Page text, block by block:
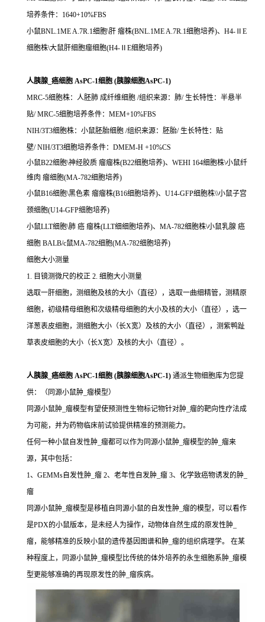
培养条件：1640+10%FBS
小鼠BNL.1ME A.7R.1细胞\肝 瘤株(BNL.1ME A.7R.1细胞培养)、H4-ⅡE
细胞株\大鼠肝细胞瘤细胞(H4-ⅡE细胞培养)
人胰腺_癌细胞 AsPC-1细胞 (胰腺细胞AsPC-1)
MRC-5细胞株：人胚肺 成纤维细胞 /组织来源：肺/ 生长特性：半悬半
贴/ MRC-5细胞培养条件：MEM+10%FBS
NIH/3T3细胞株：小鼠胚胎细胞 /组织来源：胚胎/ 生长特性：贴
壁/ NIH/3T3细胞培养条件：DMEM-H +10%CS
小鼠B22细胞\神经胶质 瘤瘤株(B22细胞培养)、WEHI 164细胞株\小鼠纤
维肉 瘤细胞(MA-782细胞培养)
小鼠B16细胞\黑色素 瘤瘤株(B16细胞培养)、U14-GFP细胞株\\小鼠子宫
颈细胞(U14-GFP细胞培养)
小鼠LLT细胞\肺 癌 瘤株(LLT细细胞培养)、MA-782细胞株\小鼠乳腺 癌
细胞 BALB/c鼠MA-782细胞(MA-782细胞培养)
细胞大小测量
1. 目镜测微尺的校正 2. 细胞大小测量
选取一肝细胞，测细胞及核的大小（直径），选取一曲细精管，测精原
细胞，初级精母细胞和次级精母细胞的大小及核的大小（直径），选一
洋葱表皮细胞，测细胞大小（长X宽）及核的大小（直径），测紫鸭趾
草表皮细胞的大小（长X宽）及核的大小（直径）。
人胰腺_癌细胞 AsPC-1细胞 (胰腺细胞AsPC-1) 通派生物细胞库为您提
供：（同源小鼠肿_瘤模型）
同源小鼠肿_瘤模型有望使预测性生物标记物针对肿_瘤的靶向性疗法成
为可能，并为药物临床前试验提供精准的预测能力。
任何一种小鼠自发性肿_瘤都可以作为同源小鼠肿_瘤模型的肿_瘤来
源，其中包括：
1、GEMMs自发性肿_瘤 2、老年性自发肿_瘤 3、化学致癌物诱发的肿_
瘤
同源小鼠肿_瘤模型是移植自同源小鼠的自发性肿_瘤的模型，可以看作
是PDX的小鼠版本，是未经人为操作，动物体自然生成的原发性肿_
瘤，能够精准的反映小鼠的遗传基因图谱和肿_瘤的组织病理学。 在某
种程度上，同源小鼠肿_瘤模型比传统的体外培养的永生细胞系肿_瘤模
型更能够准确的再现原发性的肿_瘤疾病。